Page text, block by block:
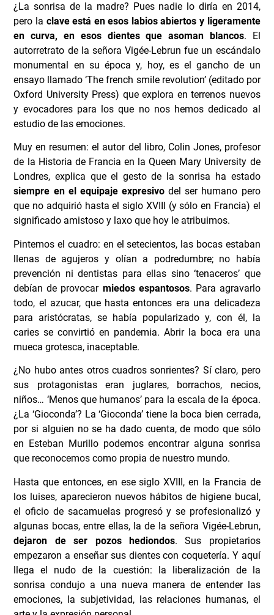
¿La sonrisa de la madre? Pues nadie lo diría en 2014,
pero la clave está en esos labios abiertos y ligeramente
en curva, en esos dientes que asoman blancos. El
autorretrato de la señora Vigée-Lebrun fue un escándalo
monumental en su época y, hoy, es el gancho de un
ensayo llamado ‘The french smile revolution’ (editado por
Oxford University Press) que explora en terrenos nuevos
y evocadores para los que no nos hemos dedicado al
estudio de las emociones.
Muy en resumen: el autor del libro, Colin Jones, profesor
de la Historia de Francia en la Queen Mary University de
Londres, explica que el gesto de la sonrisa ha estado
siempre en el equipaje expresivo del ser humano pero
que no adquirió hasta el siglo XVIII (y sólo en Francia) el
significado amistoso y laxo que hoy le atribuimos.
Pintemos el cuadro: en el setecientos, las bocas estaban
llenas de agujeros y olían a podredumbre; no había
prevención ni dentistas para ellas sino ‘tenaceros’ que
debían de provocar miedos espantosos. Para agravarlo
todo, el azucar, que hasta entonces era una delicadeza
para aristócratas, se había popularizado y, con él, la
caries se convirtió en pandemia. Abrir la boca era una
mueca grotesca, inaceptable.
¿No hubo antes otros cuadros sonrientes? Sí claro, pero
sus protagonistas eran juglares, borrachos, necios,
niños… ‘Menos que humanos’ para la escala de la época.
¿La ‘Gioconda’? La ‘Gioconda’ tiene la boca bien cerrada,
por si alguien no se ha dado cuenta, de modo que sólo
en Esteban Murillo podemos encontrar alguna sonrisa
que reconocemos como propia de nuestro mundo.
Hasta que entonces, en ese siglo XVIII, en la Francia de
los luises, aparecieron nuevos hábitos de higiene bucal,
el oficio de sacamuelas progresó y se profesionalizó y
algunas bocas, entre ellas, la de la señora Vigée-Lebrun,
dejaron de ser pozos hediondos. Sus propietarios
empezaron a enseñar sus dientes con coquetería. Y aquí
llega el nudo de la cuestión: la liberalización de la
sonrisa condujo a una nueva manera de entender las
emociones, la subjetividad, las relaciones humanas, el